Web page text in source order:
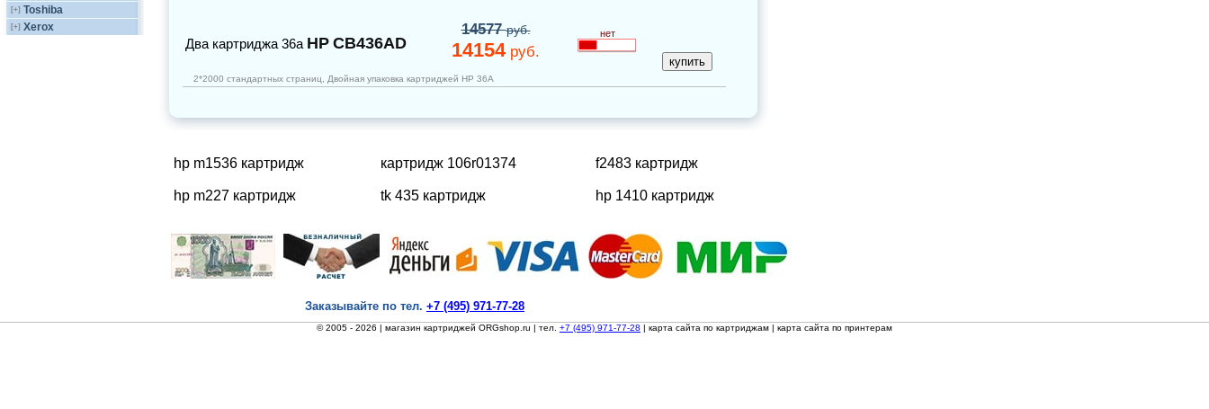
[+] Toshiba
[+] Xerox
Два картриджа 36a HP CB436AD
14577руб.
14154руб.
нет
2*2000 стандартных страниц, Двойная упаковка картриджей НР 36A
hp m1536 картридж картридж 106r01374 f2483 картридж
hp m227 картридж tk 435 картридж hp 1410 картридж
Заказывайте по тел. +7 (495) 971-77-28
© 2005 - 2026 | магазин картриджей ORGshop.ru | тел. +7 (495) 971-77-28 | карта сайта по картриджам | карта сайта по принтерам